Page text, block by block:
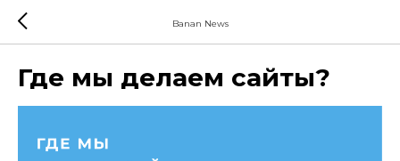
Banan News
Где мы делаем сайты?